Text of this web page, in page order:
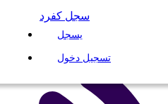
سجل كفرد
يسجل
تسجيل دخول
اقرأ لي